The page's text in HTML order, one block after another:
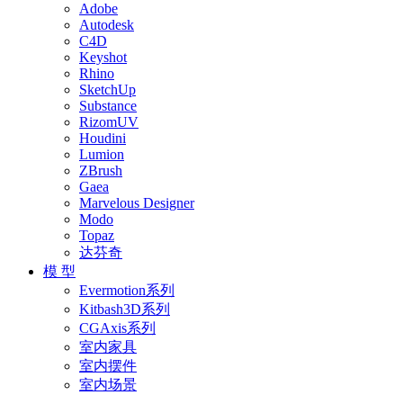
Adobe
Autodesk
C4D
Keyshot
Rhino
SketchUp
Substance
RizomUV
Houdini
Lumion
ZBrush
Gaea
Marvelous Designer
Modo
Topaz
达芬奇
模 型
Evermotion系列
Kitbash3D系列
CGAxis系列
室内家具
室内摆件
室内场景